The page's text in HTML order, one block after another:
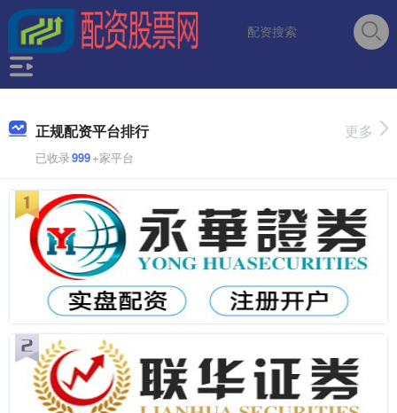
正规配资平台排行
已收录999+家平台
更多